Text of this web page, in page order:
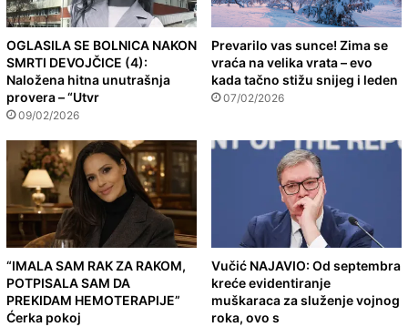
OGLASILA SE BOLNICA NAKON
SMRTI DEVOJČICE (4):
Naložena hitna unutrašnja
provera – “Utvr
09/02/2026
Prevarilo vas sunce! Zima se
vraća na velika vrata – evo
kada tačno stižu snijeg i leden
07/02/2026
“IMALA SAM RAK ZA RAKOM,
POTPISALA SAM DA
PREKIDAM HEMOTERAPIJE”
Ćerka pokoj
Vučić NAJAVIO: Od septembra
kreće evidentiranje
muškaraca za služenje vojnog
roka, ovo s